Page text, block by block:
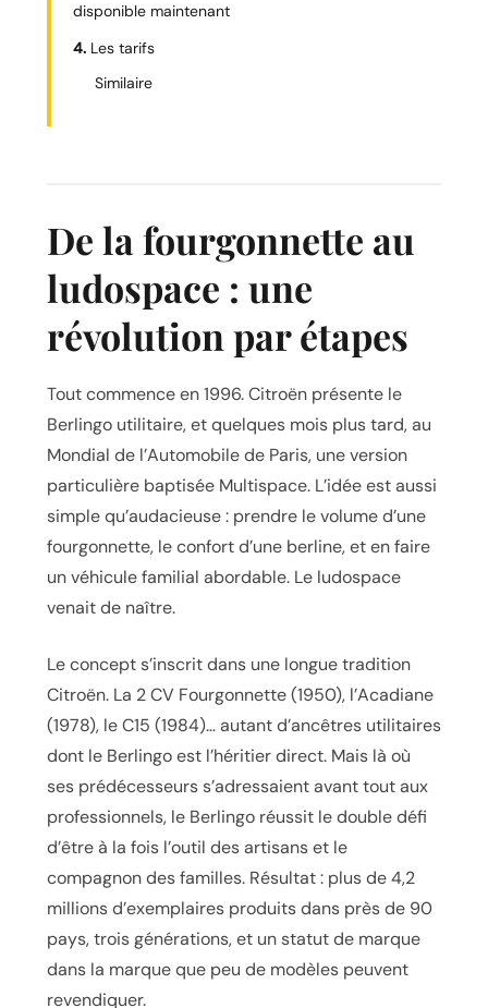
disponible maintenant
Les tarifs
Similaire
De la fourgonnette au
ludospace : une
révolution par étapes
Tout commence en 1996. Citroën présente le
Berlingo utilitaire, et quelques mois plus tard, au
Mondial de l’Automobile de Paris, une version
particulière baptisée Multispace. L’idée est aussi
simple qu’audacieuse : prendre le volume d’une
fourgonnette, le confort d’une berline, et en faire
un véhicule familial abordable. Le ludospace
venait de naître.
Le concept s’inscrit dans une longue tradition
Citroën. La 2 CV Fourgonnette (1950), l’Acadiane
(1978), le C15 (1984)… autant d’ancêtres utilitaires
dont le Berlingo est l’héritier direct. Mais là où
ses prédécesseurs s’adressaient avant tout aux
professionnels, le Berlingo réussit le double défi
d’être à la fois l’outil des artisans et le
compagnon des familles. Résultat : plus de 4,2
millions d’exemplaires produits dans près de 90
pays, trois générations, et un statut de marque
dans la marque que peu de modèles peuvent
revendiquer.